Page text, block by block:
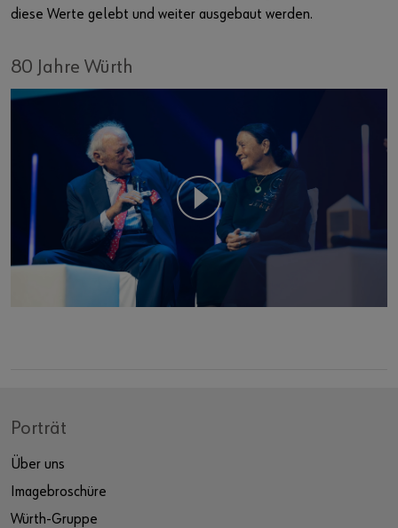
diese Werte gelebt und weiter ausgebaut werden.
80 Jahre Würth
Porträt
Über uns
Imagebroschüre
Würth-Gruppe